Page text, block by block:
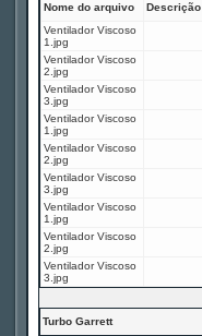
Nome do arquivo
Descrição
Ventilador Viscoso
1.jpg
Ventilador Viscoso
2.jpg
Ventilador Viscoso
3.jpg
Ventilador Viscoso
1.jpg
Ventilador Viscoso
2.jpg
Ventilador Viscoso
3.jpg
Ventilador Viscoso
1.jpg
Ventilador Viscoso
2.jpg
Ventilador Viscoso
3.jpg
Turbo Garrett